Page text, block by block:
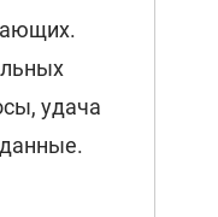
удача